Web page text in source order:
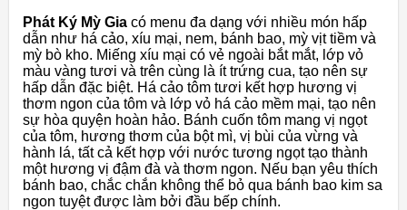
Phát Ký Mỳ Gia có menu đa dạng với nhiều món hấp
dẫn như há cảo, xíu mại, nem, bánh bao, mỳ vịt tiềm và
mỳ bò kho. Miếng xíu mại có vẻ ngoài bắt mắt, lớp vỏ
màu vàng tươi và trên cùng là ít trứng cua, tạo nên sự
hấp dẫn đặc biệt. Há cảo tôm tươi kết hợp hương vị
thơm ngon của tôm và lớp vỏ há cảo mềm mại, tạo nên
sự hòa quyện hoàn hảo. Bánh cuốn tôm mang vị ngọt
của tôm, hương thơm của bột mì, vị bùi của vừng và
hành lá, tất cả kết hợp với nước tương ngọt tạo thành
một hương vị đậm đà và thơm ngon. Nếu bạn yêu thích
bánh bao, chắc chắn không thể bỏ qua bánh bao kim sa
ngon tuyệt được làm bởi đầu bếp chính.